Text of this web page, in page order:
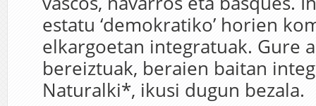
estatu ‘demokratiko’ horien
elkargoetan integratuak. Gure
bereiztuak, beraien baitan
Naturalki*, ikusi dugun bezala.